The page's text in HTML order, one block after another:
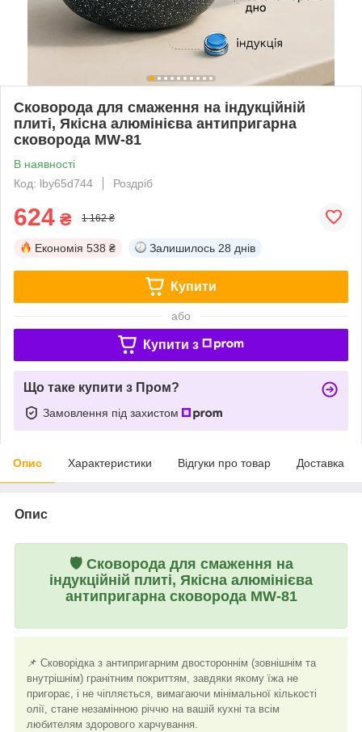
Сковорода для смаження на індукційній
плиті, Якісна алюмінієва антипригарна
сковорода MW-81
В наявності
Код: lby65d744
Роздріб
624 ₴ 1 162 ₴
Економія 538 ₴ Залишилось 28 днів
Купити
або
Купити з
Що таке купити з Пром?
Замовлення під захистом
Опис Характеристики Відгуки про товар Доставка
Опис
🛡️ Сковорода для смаження на
індукційній плиті, Якісна алюмінієва
антипригарна сковорода MW-81
📌 Сковорідка з антипригарним двостороннім (зовнішнім та
внутрішнім) гранітним покриттям, завдяки якому їжа не
пригорає, і не чіпляється, вимагаючи мінімальної кількості
олії, стане незамінною річчю на вашій кухні та всім
любителям здорового харчування.